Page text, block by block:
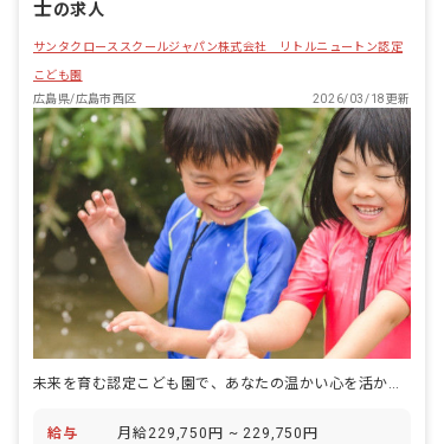
士の求人
サンタクローススクールジャパン株式会社 リトルニュートン認定
こども園
広島県/広島市西区
2026/03/18更新
未来を育む認定こども園で、あなたの温かい心を活かしませんか？
給与 月給229,750円 ~ 229,750円